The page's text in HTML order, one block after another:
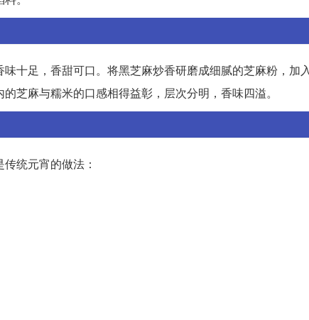
十足，香甜可口。将黑芝麻炒香研磨成细腻的芝麻粉，加
芝麻与糯米的口感相得益彰，层次分明，香味四溢。
统元宵的做法：